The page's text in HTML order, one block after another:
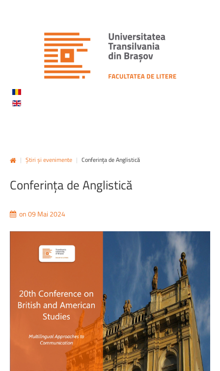
| Știri și evenimente | Conferința de Anglistică
Conferința deAnglistică
on 09 Mai 2024